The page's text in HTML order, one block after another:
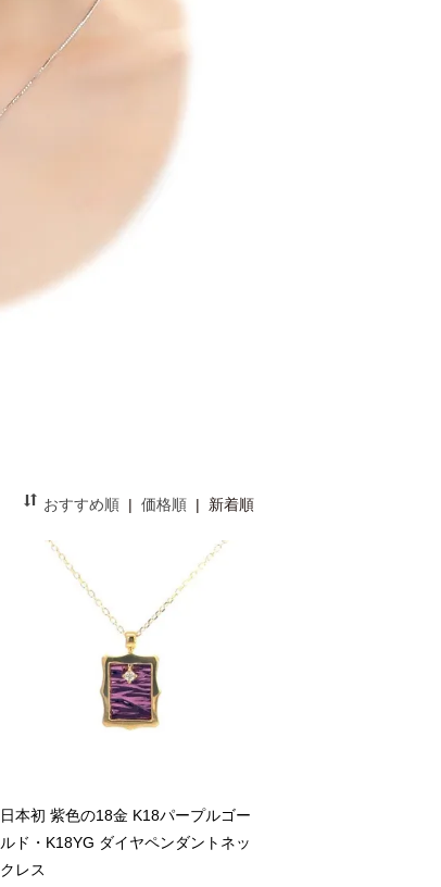
おすすめ順 | 価格順 | 新着順
日本初 紫色の18金 K18パープルゴー
ルド・K18YG ダイヤペンダントネッ
クレス